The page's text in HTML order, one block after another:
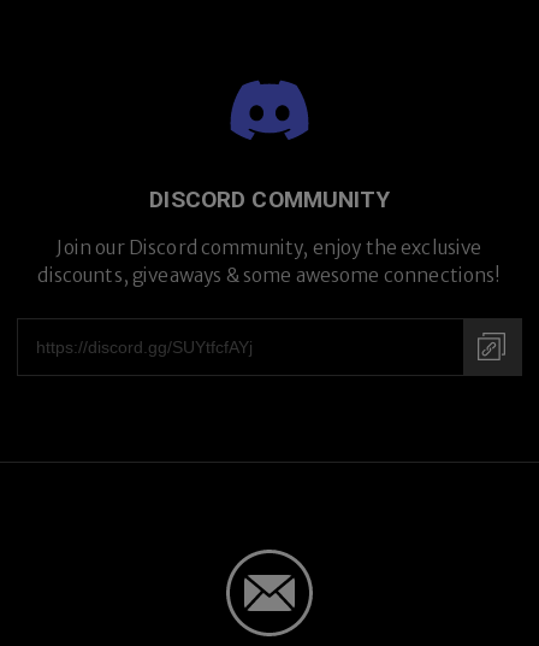
DISCORD COMMUNITY
Join our Discord community, enjoy the exclusive
discounts, giveaways & some awesome connections!